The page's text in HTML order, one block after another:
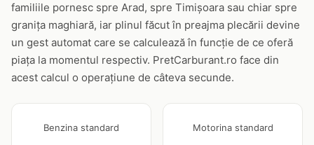
familiile pornesc spre Arad, spre Timișoara sau chiar spre
granița maghiară, iar plinul făcut în preajma plecării devine
un gest automat care se calculează în funcție de ce oferă
piața la momentul respectiv. PretCarburant.ro face din
acest calcul o operațiune de câteva secunde.
Benzina standard Motorina standard